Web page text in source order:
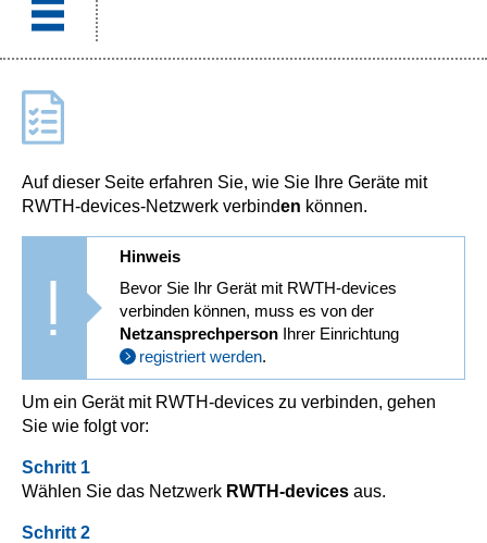
Auf dieser Seite erfahren Sie, wie Sie Ihre Geräte mit
RWTH-devices-Netzwerk verbinden können.
Hinweis
Bevor Sie Ihr Gerät mit RWTH-devices
verbinden können, muss es von der
NetzansprechpersonIhrer Einrichtung
registriert werden.
Um ein Gerät mit RWTH-devices zu verbinden, gehen
Sie wie folgt vor:
Schritt 1
Wählen Sie das Netzwerk RWTH-devices aus.
Schritt 2